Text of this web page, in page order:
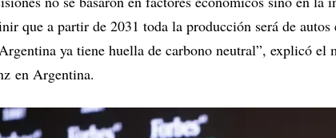
que a partir de 2031 toda la producción será de
ya tiene huella de carbono neutral”, explicó el
en Argentina.